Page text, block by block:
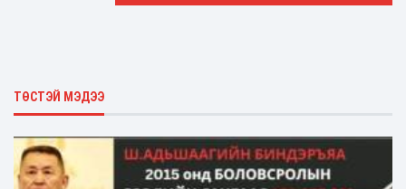
ТӨСТЭЙ МЭДЭЭ